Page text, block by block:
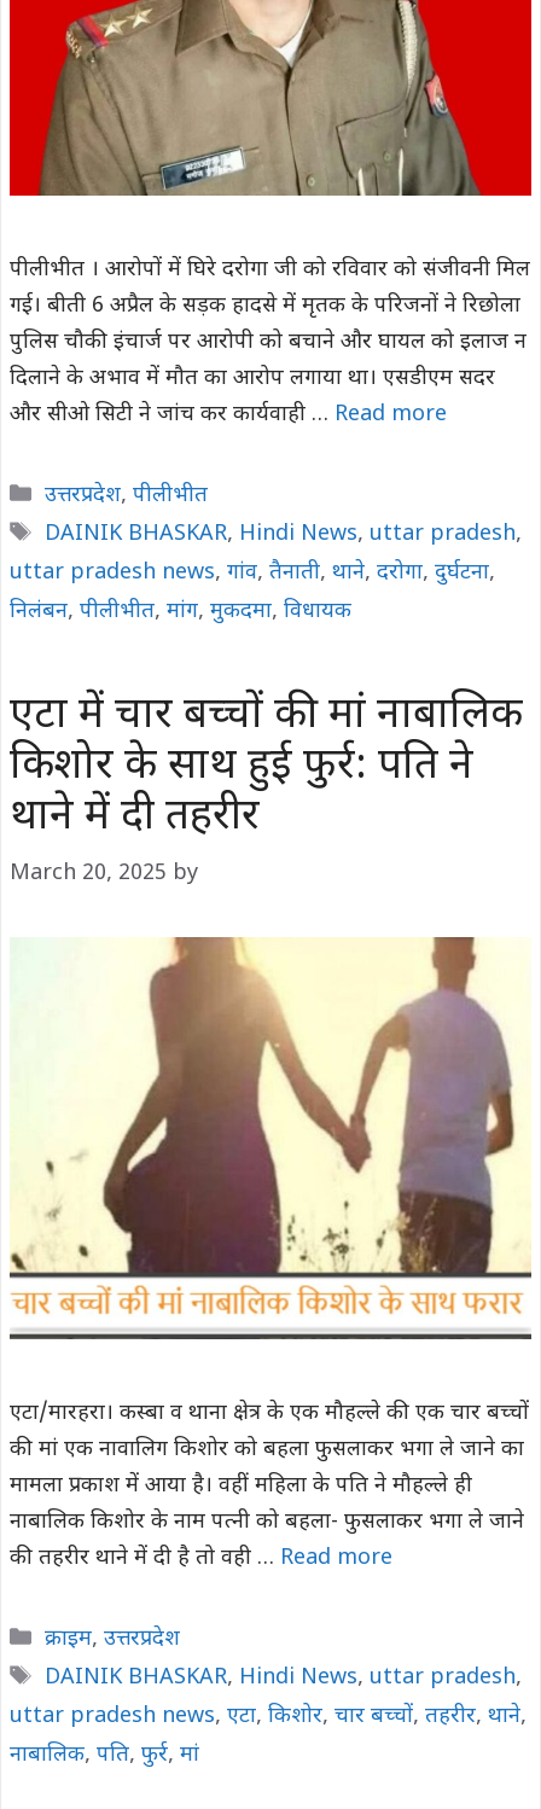
पीलीभीत । आरोपों में घिरे दरोगा जी को रविवार को संजीवनी मिल
गई। बीती 6 अप्रैल के सड़क हादसे में मृतक के परिजनों ने रिछोला
पुलिस चौकी इंचार्ज पर आरोपी को बचाने और घायल को इलाज न
दिलाने के अभाव में मौत का आरोप लगाया था। एसडीएम सदर
और सीओ सिटी ने जांच कर कार्यवाही … Read more
Categories
उत्तरप्रदेश, पीलीभीत
Tags
DAINIK BHASKAR, Hindi News, uttar pradesh,
uttar pradesh news, गांव, तैनाती, थाने, दरोगा, दुर्घटना,
निलंबन, पीलीभीत, मांग, मुकदमा, विधायक
एटा में चार बच्चों की मां नाबालिक
किशोर के साथ हुई फुर्र: पति ने
थाने में दी तहरीर
March 20, 2025 by
एटा/मारहरा। कस्बा व थाना क्षेत्र के एक मौहल्ले की एक चार बच्चों
की मां एक नावालिग किशोर को बहला फुसलाकर भगा ले जाने का
मामला प्रकाश में आया है। वहीं महिला के पति ने मौहल्ले ही
नाबालिक किशोर के नाम पत्नी को बहला- फुसलाकर भगा ले जाने
की तहरीर थाने में दी है तो वही … Read more
Categories
क्राइम, उत्तरप्रदेश
Tags
DAINIK BHASKAR, Hindi News, uttar pradesh,
uttar pradesh news, एटा, किशोर, चार बच्चों, तहरीर, थाने,
नाबालिक, पति, फुर्र, मां